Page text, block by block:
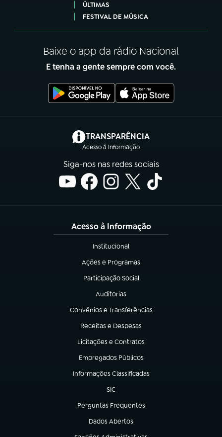
ÚLTIMAS
FESTIVAL DE MÚSICA
Baixe o app da rádio Nacional
E tenha a gente sempre com você.
TRANSPARÊNCIA
Acesso à Informação
(abre em nova aba)
Siga-nos nas redes sociais
Acesso à Informação
Institucional
(abre em nova aba)
Ações e Programas
(abre em nova aba)
Participação Social
(abre em nova aba)
Auditorias
(abre em nova aba)
Convênios e Transferências
(abre em nova aba)
Receitas e Despesas
(abre em nova aba)
Licitações e Contratos
(abre em nova aba)
Empregados Públicos
(abre em nova aba)
Informações Classificadas
(abre em nova aba)
SIC
(abre em nova aba)
Perguntas Frequentes
(abre em nova aba)
Dados Abertos
(abre em nova aba)